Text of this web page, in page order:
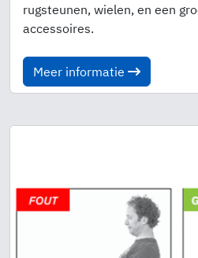
rugsteunen, wielen, en een
accessoires.
Meer informatie